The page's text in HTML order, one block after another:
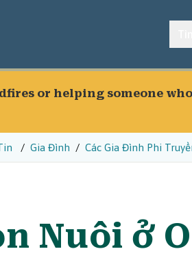
or helping someone
Gia Đình Các Gia Đình Phi
Nuôi ở